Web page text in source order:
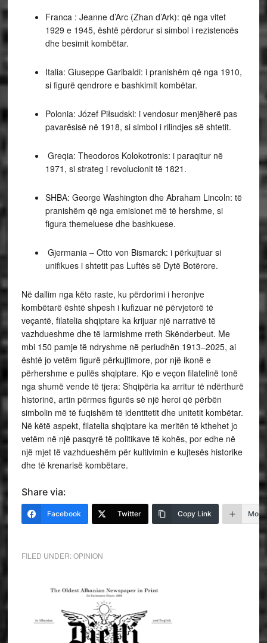
Franca : Jeanne d’Arc (Zhan d’Ark): që nga vitet
1929 e 1945, është përdorur si simbol i rezistencës
dhe besimit kombëtar.
Italia: Giuseppe Garibaldi: i pranishëm që nga 1910,
si figurë qendrore e bashkimit kombëtar.
Polonia: Józef Piłsudski: i vendosur menjëherë pas
pavarësisë në 1918, si simbol i rilindjes së shtetit.
Greqia: Theodoros Kolokotronis: i paraqitur në
1971, si strateg i revolucionit të 1821.
SHBA: George Washington dhe Abraham Lincoln: të
pranishëm që nga emisionet më të hershme, si
figura themeluese dhe bashkuese.
Gjermania – Otto von Bismarck: i përkujtuar si
unifikues i shtetit pas Luftës së Dytë Botërore.
Në dallim nga këto raste, ku përdorimi i heronjve
kombëtarë është shpesh i kufizuar në përvjetorë të
veçantë, filatelia shqiptare ka krijuar një narrativë të
vazhdueshme dhe të larmishme rreth Skënderbeut. Me
mbi 150 pamje të ndryshme në periudhën 1913–2025, ai
është jo vetëm figurë përkujtimore, por një ikonë e
përhershme e pullës shqiptare. Kjo e veçon filatelinë tonë
nga shumë vende të tjera: Shqipëria ka arritur të ndërthurë
historinë, artin përmes figurës së një heroi që përbën
simbolin më të fuqishëm të identitetit dhe unitetit kombëtar.
Në këtë aspekt, filatelia shqiptare ka meritën të kthehet jo
vetëm në një pasqyrë të politikave të kohës, por edhe në
një mjet të vazhdueshëm për kultivimin e kujtesës historike
dhe të krenarisë kombëtare.
Share via:
Facebook Twitter Copy Link More
FILED UNDER:OPINION